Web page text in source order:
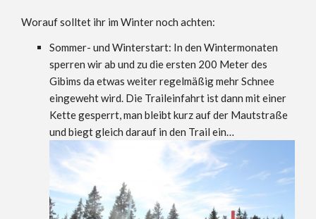
Worauf solltet ihr im Winter noch achten:
Sommer- und Winterstart: In den Wintermonaten
sperren wir ab und zu die ersten 200 Meter des
Gibims da etwas weiter regelmäßig mehr Schnee
eingeweht wird. Die Traileinfahrt ist dann mit einer
Kette gesperrt, man bleibt kurz auf der Mautstraße
und biegt gleich darauf in den Trail ein…